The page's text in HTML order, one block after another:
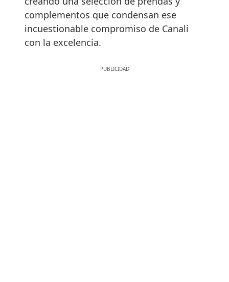
complementos que condensan ese
incuestionable compromiso de Canali
con la excelencia.